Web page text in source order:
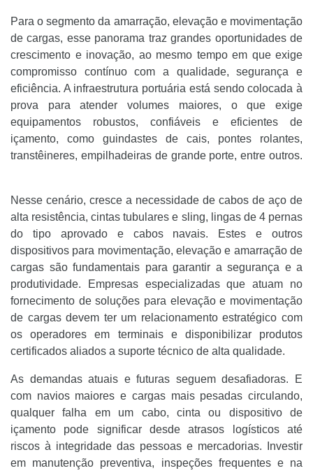
Para o segmento da amarração, elevação e movimentação
de cargas, esse panorama traz grandes oportunidades de
crescimento e inovação, ao mesmo tempo em que exige
compromisso contínuo com a qualidade, segurança e
eficiência. A infraestrutura portuária está sendo colocada à
prova para atender volumes maiores, o que exige
equipamentos robustos, confiáveis e eficientes de
içamento, como guindastes de cais, pontes rolantes,
transtêineres, empilhadeiras de grande porte, entre outros.
Nesse cenário, cresce a necessidade de cabos de aço de
alta resistência, cintas tubulares e sling, lingas de 4 pernas
do tipo aprovado e cabos navais. Estes e outros
dispositivos para movimentação, elevação e amarração de
cargas são fundamentais para garantir a segurança e a
produtividade. Empresas especializadas que atuam no
fornecimento de soluções para elevação e movimentação
de cargas devem ter um relacionamento estratégico com
os operadores em terminais e disponibilizar produtos
certificados aliados a suporte técnico de alta qualidade.
As demandas atuais e futuras seguem desafiadoras. E
com navios maiores e cargas mais pesadas circulando,
qualquer falha em um cabo, cinta ou dispositivo de
içamento pode significar desde atrasos logísticos até
riscos à integridade das pessoas e mercadorias. Investir
em manutenção preventiva, inspeções frequentes e na